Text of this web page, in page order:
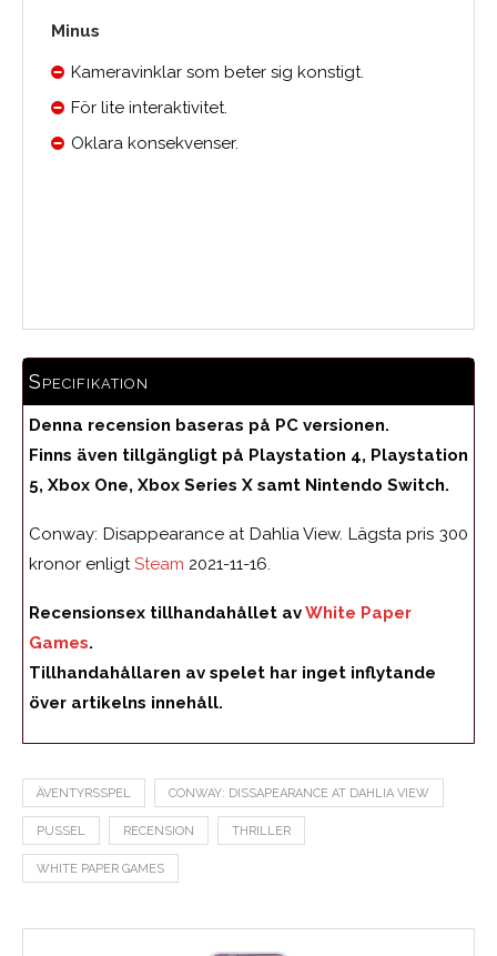
Minus
Kameravinklar som beter sig konstigt.
För lite interaktivitet.
Oklara konsekvenser.
Specifikation
Denna recension baseras på PC versionen.
Finns även tillgängligt på Playstation 4, Playstation
5, Xbox One, Xbox Series X samt Nintendo Switch.
Conway: Disappearance at Dahlia View. Lägsta pris 300
kronor enligtSteam 2021-11-16.
Recensionsex tillhandahållet avWhite Paper
Games.
Tillhandahållaren av spelet har inget inflytande
över artikelns innehåll.
ÄVENTYRSSPEL CONWAY: DISSAPEARANCE AT DAHLIA VIEW
PUSSEL RECENSION THRILLER
WHITE PAPER GAMES